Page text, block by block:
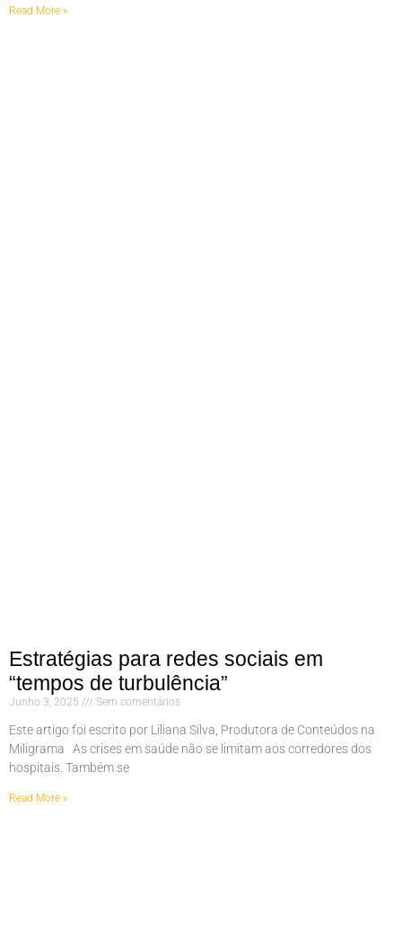
Read More »
Estratégias para redes sociais em
“tempos de turbulência”
Junho 3, 2025 Sem comentários
Este artigo foi escrito por Liliana Silva, Produtora de Conteúdos na
Miligrama As crises em saúde não se limitam aos corredores dos
hospitais. Também se
Read More »